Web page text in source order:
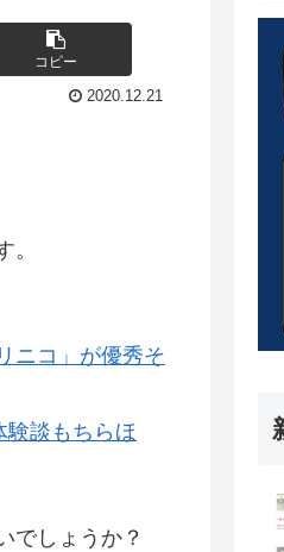
コピー
2020.12.21
ニコ」が優秀そ
験談もちらほ
でしょうか？